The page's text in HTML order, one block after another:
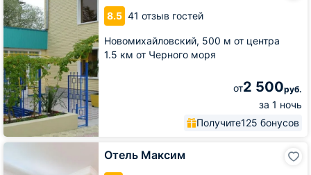
8.5 41 отзыв гостей
Новомихайловский, 500 м от центра
1.5 км от Черного моря
от2 500руб.
за 1 ночь
Получите125 бонусов
Отель Максим
Отель
Максим